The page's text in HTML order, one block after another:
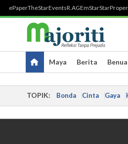
ePaperTheStarEventsR.AGEmStar
Maya Berita Benua
TOPIK: Bonda Cinta Gaya